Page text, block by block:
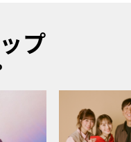
プ